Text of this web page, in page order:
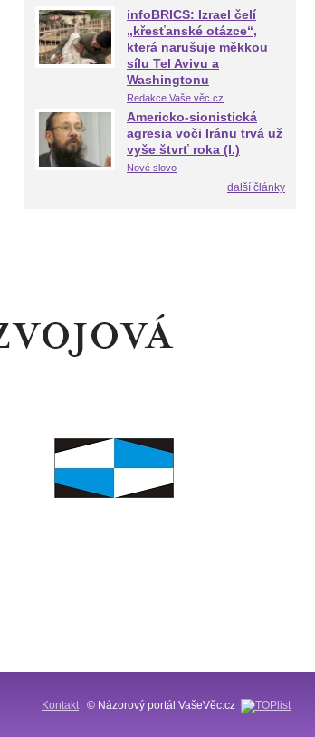
infoBRICS: Izrael čelí
„křesťanské otázce“,
která narušuje měkkou
sílu Tel Avivu a
Washingtonu
Redakce Vaše věc.cz
Americko-sionistická
agresia voči Iránu trvá už
vyše štvrť roka (I.)
Nové slovo
další články
Kontakt © Názorový portál VašeVěc.cz